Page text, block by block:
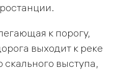
к порогу,
выходит к реке
скального выступа,